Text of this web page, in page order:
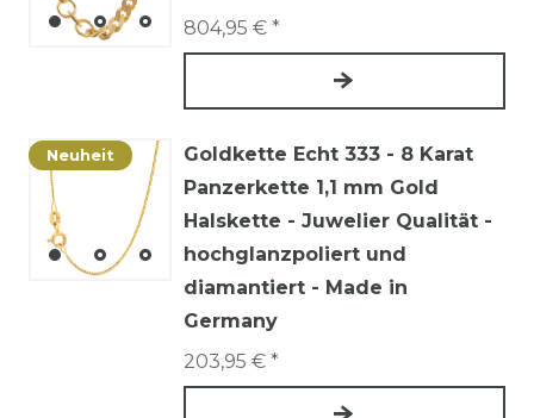
804,95 € *
Neuheit
Goldkette Echt 333 - 8 Karat
Panzerkette 1,1 mm Gold
Halskette - Juwelier Qualität -
hochglanzpoliert und
diamantiert - Made in
Germany
203,95 € *